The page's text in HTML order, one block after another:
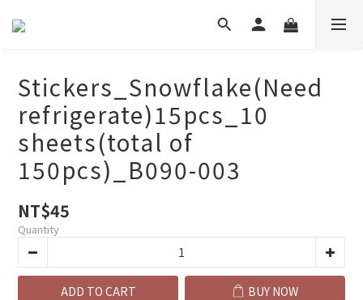
Stickers_Snowflake(Need
refrigerate)15pcs_10
sheets(total of
150pcs)_B090-003
NT$45
Quantity
ADD TO CART BUY NOW